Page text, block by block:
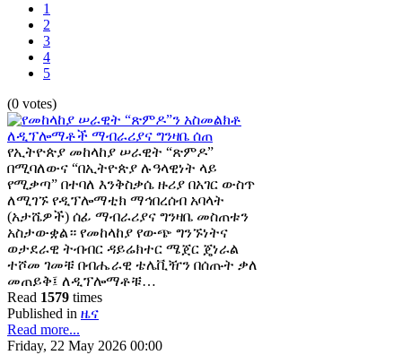
1
2
3
4
5
(0 votes)
የኢትዮጵያ መከላከያ ሠራዊት “ጽምዶ”
በሚባለውና “በኢትዮጵያ ሉዓላዊነት ላይ
የሚቃጣ” በተባለ እንቅስቃሴ ዙሪያ በአገር ውስጥ
ለሚገኙ የዲፕሎማቲክ ማኅበረሰብ አባላት
(አታሼዎች) ሰፊ ማብራሪያና ግንዛቤ መስጠቱን
አስታውቋል። የመከላከያ የውጭ ግንኙነትና
ወታደራዊ ትብብር ዳይሬክተር ሜጀር ጄነራል
ተሾመ ገመቹ በብሔራዊ ቴሌቪዥን በሰጡት ቃለ
መጠይቅ፤ ለዲፕሎማቶቹ…
Read 1579 times
Published in ዜና
Read more...
Friday, 22 May 2026 00:00